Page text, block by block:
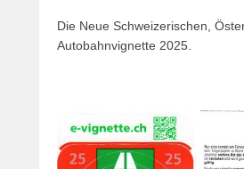
Die Neue Schweizerischen,
Autobahnvignette 2025.